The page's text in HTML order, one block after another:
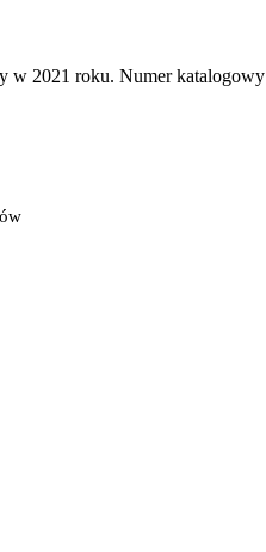
w 2021 roku. Numer